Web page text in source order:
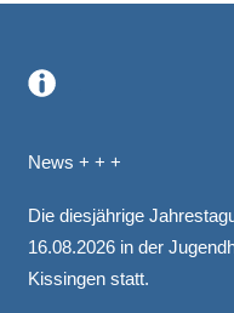
News + + +
Die diesjährige
16.08.2026 in der
Kissingen statt.